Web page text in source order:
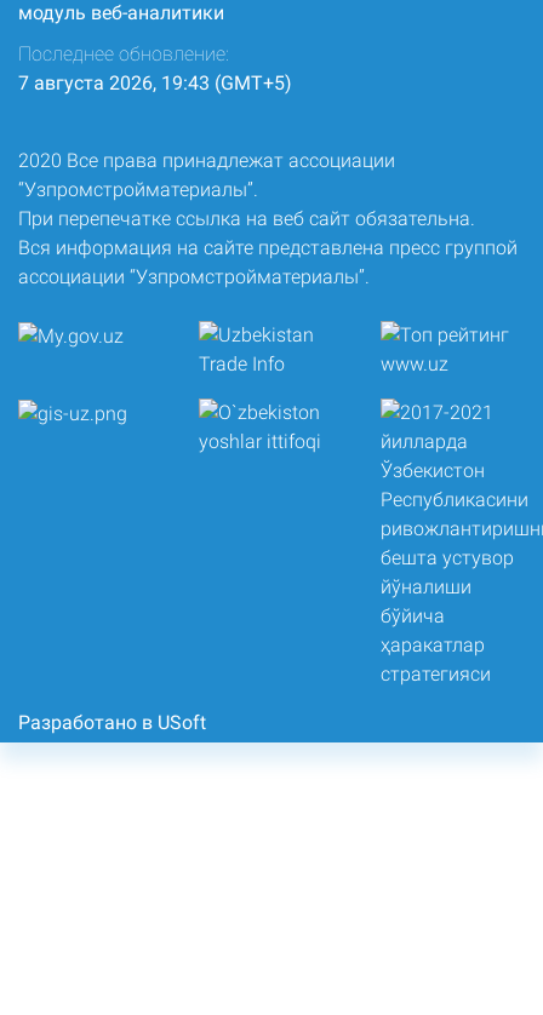
модуль веб-аналитики
Последнее обновление:
7 августа 2026, 19:43 (GMT+5)
2020 Все права принадлежат ассоциации
“Узпромстройматериалы”.
При перепечатке ссылка на веб сайт обязательна.
Вся информация на сайте представлена пресс группой
ассоциации “Узпромстройматериалы”.
Разработано в USoft